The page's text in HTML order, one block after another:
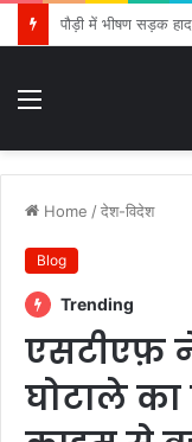
Home /देश-विदेश
Blog
Trending
एसटीएफ़
घोटाले